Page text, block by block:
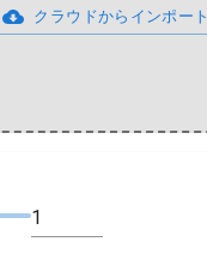
クラウドからインポート